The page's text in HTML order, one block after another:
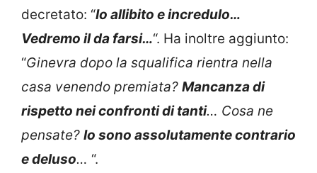
decretato: “Io allibito e incredulo…
Vedremo il da farsi…“. Ha inoltre aggiunto:
“Ginevra dopo la squalifica rientra nella
casa venendo premiata? Mancanza di
rispetto nei confronti di tanti… Cosa ne
pensate? Io sono assolutamente contrario
e deluso… “.